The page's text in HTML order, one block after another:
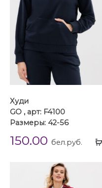
Худи
GO , арт: F4100
Размеры: 42-56
150.00 бел.руб.